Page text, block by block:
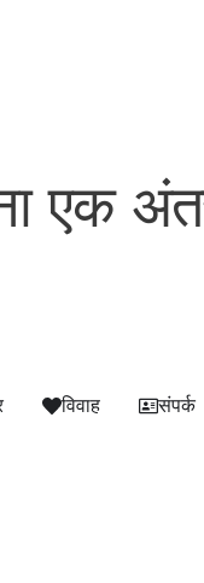
एक
विवाह संपर्क